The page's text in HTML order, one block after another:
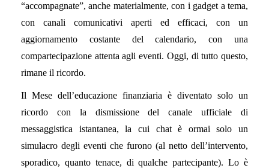
“accompagnate”, anche materialmente, con i gadget a tema,
con canali comunicativi aperti ed efficaci, con un
aggiornamento costante del calendario, con una
compartecipazione attenta agli eventi. Oggi, di tutto questo,
rimane il ricordo.
Il Mese dell’educazione finanziaria è diventato solo un
ricordo con la dismissione del canale ufficiale di
messaggistica istantanea, la cui chat è ormai solo un
simulacro degli eventi che furono (al netto dell’intervento,
sporadico, quanto tenace, di qualche partecipante). Lo è